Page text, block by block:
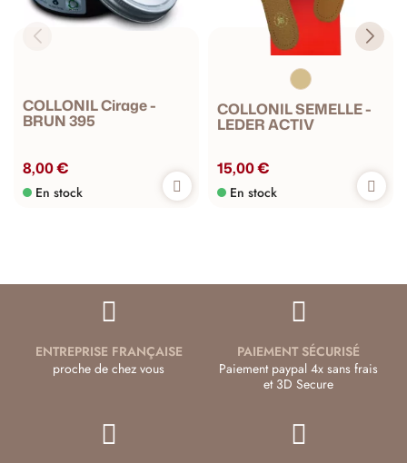
COLLONIL Cirage -
BRUN 395
8,00 €
En stock
COLLONIL SEMELLE -
LEDER ACTIV
15,00 €
En stock
ENTREPRISE FRANÇAISE
proche de chez vous
PAIEMENT SÉCURISÉ
Paiement paypal 4x sans frais
et 3D Secure